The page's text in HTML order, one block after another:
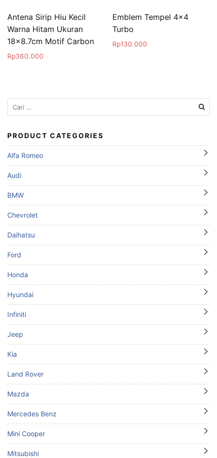
Antena Sirip Hiu Kecil
Warna Hitam Ukuran
18×8.7cm Motif Carbon
Rp360.000
Emblem Tempel 4×4
Turbo
Rp130.000
Cari
untuk:
PRODUCT CATEGORIES
Alfa Romeo
Audi
BMW
Chevrolet
Daihatsu
Ford
Honda
Hyundai
Infiniti
Jeep
Kia
Land Rover
Mazda
Mercedes Benz
Mini Cooper
Mitsubishi